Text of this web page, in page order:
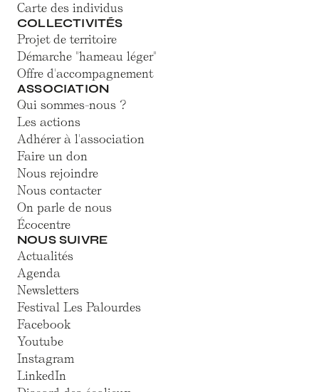
Carte des individus
COLLECTIVITÉS
Projet de territoire
Démarche "hameau léger"
Offre d'accompagnement
ASSOCIATION
Qui sommes-nous ?
Les actions
Adhérer à l'association
Faire un don
Nous rejoindre
Nous contacter
On parle de nous
Écocentre
NOUS SUIVRE
Actualités
Agenda
Newsletters
Festival Les Palourdes
Facebook
Youtube
Instagram
LinkedIn